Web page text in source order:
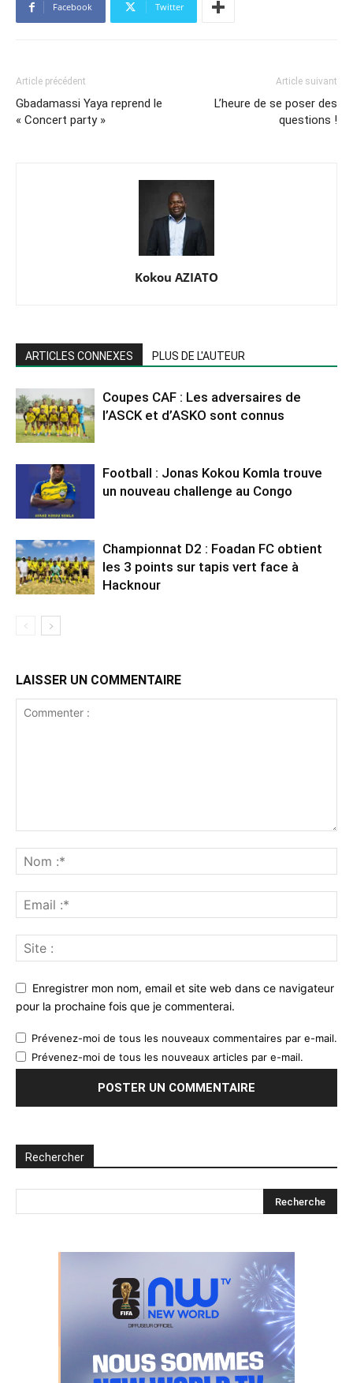
Facebook Twitter
Article précédent
Gbadamassi Yaya reprend le
« Concert party »
Article suivant
L’heure de se poser des
questions !
Kokou AZIATO
ARTICLES CONNEXES PLUS DE L'AUTEUR
Coupes CAF : Les adversaires de
l’ASCK et d’ASKO sont connus
Football : Jonas Kokou Komla trouve
un nouveau challenge au Congo
Championnat D2 : Foadan FC obtient
les 3 points sur tapis vert face à
Hacknour
LAISSER UN COMMENTAIRE
Enregistrer mon nom, email et site web dans ce navigateur
pour la prochaine fois que je commenterai.
Prévenez-moi de tous les nouveaux commentaires par e-mail.
Prévenez-moi de tous les nouveaux articles par e-mail.
Rechercher